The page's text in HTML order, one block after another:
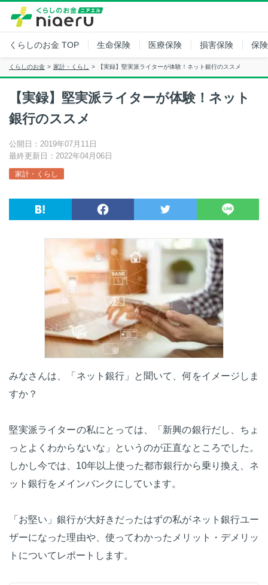
くらしのお金 TOP 生命保険 医療保険 損害保険 保
くらしのお金 家計・くらし 【実録】堅実派ライターが体験！ネット銀行のススメ
【実録】堅実派ライターが体験！ネット
銀行のススメ
公開日：2019年07月11日
最終更新日：2022年04月06日
家計・くらし
みなさんは、「ネット銀行」と聞いて、何をイメージしま
すか？
堅実派ライターの私にとっては、「新興の銀行だし、ちょ
っとよくわからないな」というのが正直なところでした。
しかし今では、10年以上使った都市銀行から乗り換え、ネ
ット銀行をメインバンクにしています。
「お堅い」銀行が大好きだったはずの私がネット銀行ユー
ザーになった理由や、使ってわかったメリット・デメリッ
トについてレポートします。